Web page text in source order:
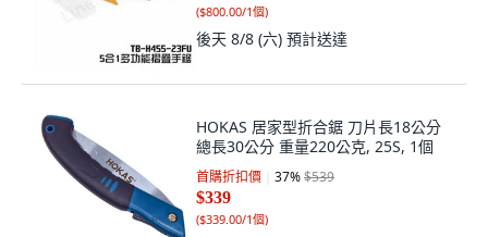
($800.00/1個)
後天 8/8 (六) 預計送達
HOKAS 居家型折合鋸 刀片長18公分
總長30公分 重量220公克, 25S, 1個
首購折扣價 37%$539
$339
($339.00/1個)